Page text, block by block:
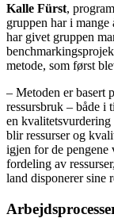
Kalle Fürst,
gruppen har i mange
har givet gruppen
metode, som først
– Metoden er basert
ressursbruk – både i
en kvalitetsvurdering
blir ressurser og
igjen for de
fordeling av
land disponerer sine